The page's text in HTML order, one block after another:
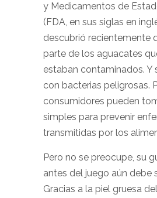
y Medicamentos de
(FDA, en sus siglas en
descubrió recientemente
parte de los aguacates
estaban contaminados. Y
con bacterias peligrosas.
consumidores pueden
simples para prevenir
transmitidas por los
Pero no se preocupe, su
antes del juego aún debe
Gracias a la piel gruesa